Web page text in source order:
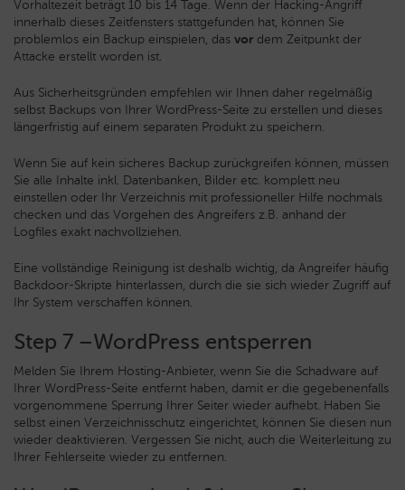
Vorhaltezeit beträgt 10 bis 14 Tage. Wenn der Hacking-Angriff
innerhalb dieses Zeitfensters stattgefunden hat, können Sie
problemlos ein Backup einspielen, das vor dem Zeitpunkt der
Attacke erstellt worden ist.
Aus Sicherheitsgründen empfehlen wir Ihnen daher regelmäßig
selbst Backups von Ihrer WordPress-Seite zu erstellen und dieses
längerfristig auf einem separaten Produkt zu speichern.
Wenn Sie auf kein sicheres Backup zurückgreifen können, müssen
Sie alle Inhalte inkl. Datenbanken, Bilder etc. komplett neu
einstellen oder Ihr Verzeichnis mit professioneller Hilfe nochmals
checken und das Vorgehen des Angreifers z.B. anhand der
Logfiles exakt nachvollziehen.
Eine vollständige Reinigung ist deshalb wichtig, da Angreifer häufig
Backdoor-Skripte hinterlassen, durch die sie sich wieder Zugriff auf
Ihr System verschaffen können.
Step 7 –WordPress entsperren
Melden Sie Ihrem Hosting-Anbieter, wenn Sie die Schadware auf
Ihrer WordPress-Seite entfernt haben, damit er die gegebenenfalls
vorgenommene Sperrung Ihrer Seiter wieder aufhebt. Haben Sie
selbst einen Verzeichnisschutz eingerichtet, können Sie diesen nun
wieder deaktivieren. Vergessen Sie nicht, auch die Weiterleitung zu
Ihrer Fehlerseite wieder zu entfernen.